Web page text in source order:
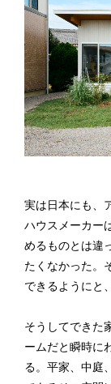
実は日本にも、
ハウスメーカー
めるものとは違
たくなかった。
できるようにと
そうしてできた
ームだと瞬時に
る。平家、中庭